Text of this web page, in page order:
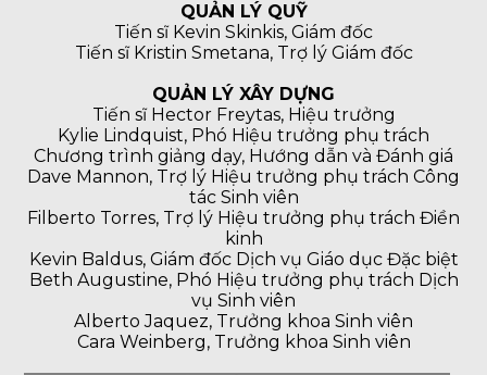
QUẢN LÝ QUỸ
Tiến sĩ Kevin Skinkis, Giám đốc
Tiến sĩ Kristin Smetana, Trợ lý Giám đốc
QUẢN LÝ XÂY DỰNG
Tiến sĩ Hector Freytas, Hiệu trưởng
Kylie Lindquist, Phó Hiệu trưởng phụ trách
Chương trình giảng dạy, Hướng dẫn và Đánh giá
Dave Mannon, Trợ lý Hiệu trưởng phụ trách Công
tác Sinh viên
Filberto Torres, Trợ lý Hiệu trưởng phụ trách Điền
kinh
Kevin Baldus, Giám đốc Dịch vụ Giáo dục Đặc biệt
Beth Augustine, Phó Hiệu trưởng phụ trách Dịch
vụ Sinh viên
Alberto Jaquez, Trưởng khoa Sinh viên
Cara Weinberg, Trưởng khoa Sinh viên